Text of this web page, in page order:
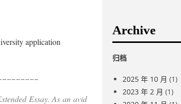
application
Essay. As an avid
Archive
归档
2025 年 10 月 (1)
2023 年 2 月 (1)